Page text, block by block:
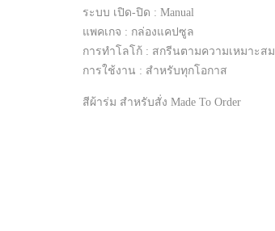
ระบบ เปิด-ปิด : Manual
แพคเกจ : กล่องแคปซูล
การทำโลโก้ : สกรีนตามความเหมาะสม
การใช้งาน : สำหรับทุกโอกาส
สีผ้าร่ม สำหรับสั่ง Made To Order